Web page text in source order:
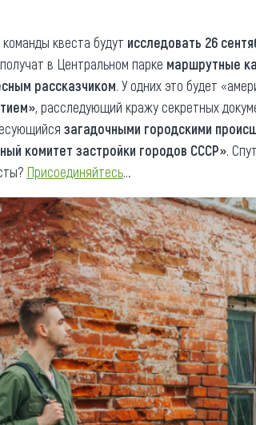
квеста будут исследовать 26
в Центральном парке маршрутные
рассказчиком. У одних это будет
, расследующий кражу секретных
загадочными городскими
комитет застройки городов СССР».
Присоединяйтесь…